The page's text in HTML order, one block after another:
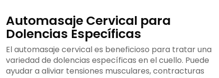
Automasaje Cervical para
Dolencias Específicas
El automasaje cervical es beneficioso para tratar una
variedad de dolencias específicas en el cuello. Puede
ayudar a aliviar tensiones musculares, contracturas